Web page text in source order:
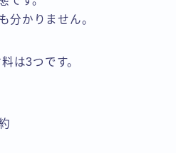
分かりません。
は3つです。